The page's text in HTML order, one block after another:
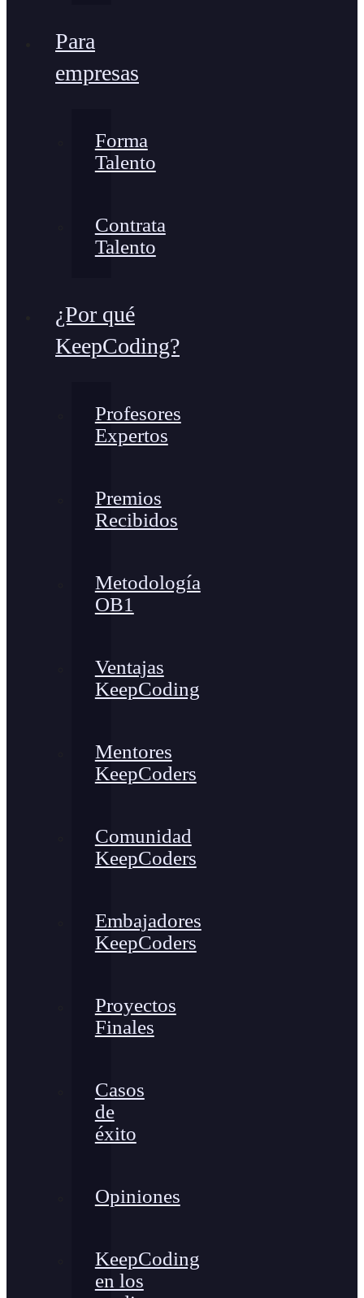
Para
empresas
Forma
Talento
Contrata
Talento
¿Por qué
KeepCoding?
Profesores
Expertos
Premios
Recibidos
Metodología
OB1
Ventajas
KeepCoding
Mentores
KeepCoders
Comunidad
KeepCoders
Embajadores
KeepCoders
Proyectos
Finales
Casos
de
éxito
Opiniones
KeepCoding
en los